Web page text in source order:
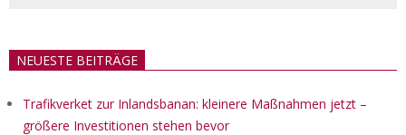
NEUESTE BEITRÄGE
Trafikverket zur Inlandsbanan: kleinere Maßnahmen jetzt –
größere Investitionen stehen bevor